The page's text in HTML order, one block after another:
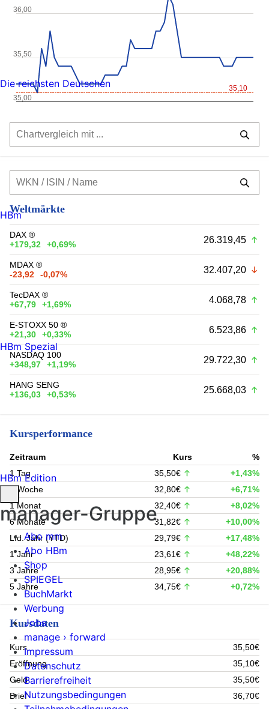
35,10
35,00
35,50
36,00
Weltmärkte
DAX ®
+179,32
+0,69% 26.319,45
MDAX ®
-23,92
-0,07% 32.407,20
TecDAX ®
+67,79
+1,69% 4.068,78
E-STOXX 50 ®
+21,30
+0,33% 6.523,86
NASDAQ 100
+348,97
+1,19% 29.722,30
HANG SENG
+136,03
+0,53% 25.668,03
Kursperformance
Zeitraum Kurs
%
1 Tag
35,50€
+1,43%
1 Woche
32,80€
+6,71%
1 Monat
32,40€
+8,02%
6 Monate
31,82€
+10,00%
Lfd. Jahr (YTD)
29,79€
+17,48%
1 Jahr
23,61€
+48,22%
3 Jahre
28,95€
+20,88%
5 Jahre
34,75€ +0,72%
Kursdaten
Kurs
35,50€
Eröffnung
35,10€
Geld
35,50€
Brief
36,70€
Die reichsten Deutschen
HBm
HBm Spezial
HBm Edition
manager-Gruppe
Abo mm
Abo HBm
Shop
SPIEGEL
BuchMarkt
Werbung
Jobs
manage › forward
Impressum
Datenschutz
Barrierefreiheit
Nutzungsbedingungen